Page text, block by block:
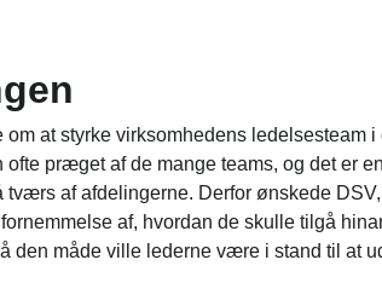
om at styrke virksomhedens ledelsesteam
ofte præget af de mange teams, og det er
af afdelingerne. Derfor ønskede
af, hvordan de skulle tilgå
den måde ville lederne være i stand til at